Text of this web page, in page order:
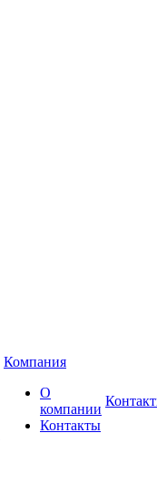
Компания
О
компании
Контакты